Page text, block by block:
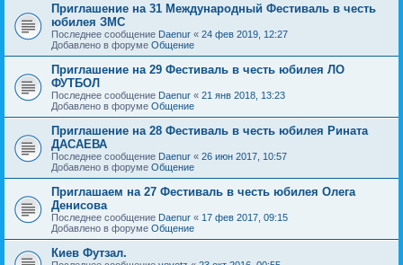
Приглашение на 31 Международный Фестиваль в честь
юбилея ЗМС
Последнее сообщение Daenur « 24 фев 2019, 12:27
Добавлено в форуме Общение
Приглашение на 29 Фестиваль в честь юбилея ЛО
ФУТБОЛ
Последнее сообщение Daenur « 21 янв 2018, 13:23
Добавлено в форуме Общение
Приглашение на 28 Фестиваль в честь юбилея Рината
ДАСАЕВА
Последнее сообщение Daenur « 26 июн 2017, 10:57
Добавлено в форуме Общение
Приглашаем на 27 Фестиваль в честь юбилея Олега
Денисова
Последнее сообщение Daenur « 17 фев 2017, 09:15
Добавлено в форуме Общение
Киев Футзал.